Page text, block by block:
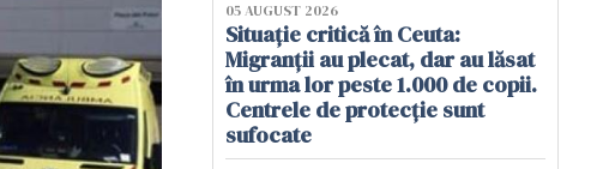
05 AUGUST 2026
Situație critică în Ceuta:
Migranții au plecat, dar au lăsat
în urma lor peste 1.000 de copii.
Centrele de protecție sunt
sufocate